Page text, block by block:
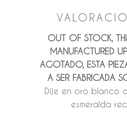
OUT OF STOCK,
MANUFACTURED
AGOTADO, ESTA
A SER FABRICADA
Dije en oro blanco
esmeralda